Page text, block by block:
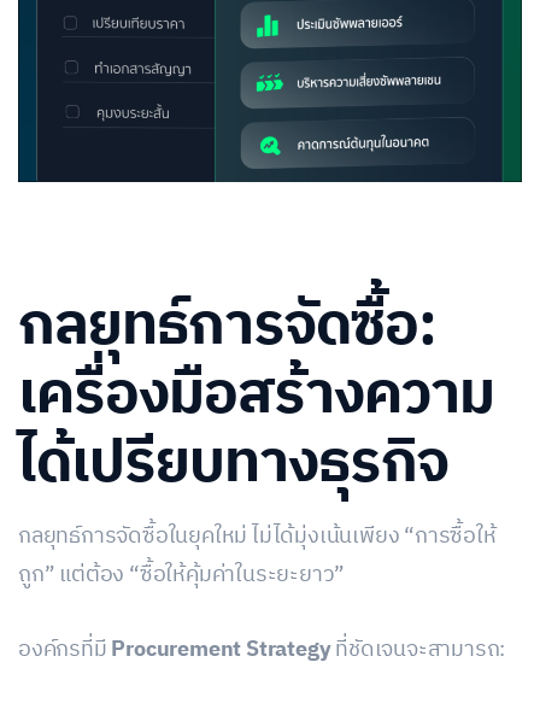
กลยุทธ์การจัดซื้อ:
เครื่องมือสร้างความ
ได้เปรียบทางธุรกิจ
กลยุทธ์การจัดซื้อในยุคใหม่ ไม่ได้มุ่งเน้นเพียง “การซื้อให้
ถูก” แต่ต้อง “ซื้อให้คุ้มค่าในระยะยาว”
องค์กรที่มีProcurement Strategyที่ชัดเจนจะสามารถ: